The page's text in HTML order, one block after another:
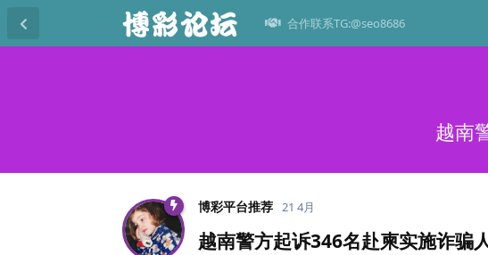
合作联系TG:@seo8686
越南
博彩平台推荐 21 4月
越南警方起诉346名赴柬实施诈骗